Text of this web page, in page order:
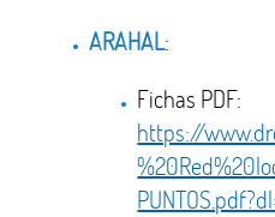
ARAHAL:
Fichas PDF:
https://